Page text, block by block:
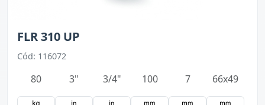
FLR 310 UP
Cód: 116072
80 3" 3/4" 100 7 66x49